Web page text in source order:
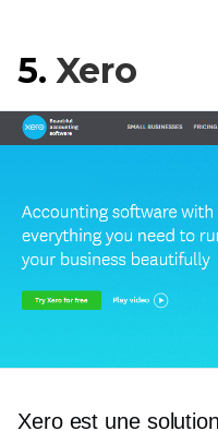
5. Xero
Xero est une